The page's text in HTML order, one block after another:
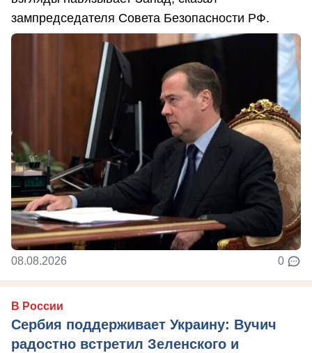
зампредседателя Совета Безопасности РФ.
08.08.2026 0
В России
Сербия поддерживает Украину: Вучич
радостно встретил Зеленского и